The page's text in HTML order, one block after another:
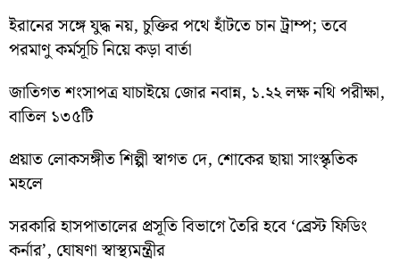
ইরানের সঙ্গে যুদ্ধ নয়, চুক্তির পথে হাঁটতে চান ট্রাম্প; তবে
পরমাণু কর্মসূচি নিয়ে কড়া বার্তা
জাতিগত শংসাপত্র যাচাইয়ে জোর নবান্ন, ১.২২ লক্ষ নথি পরীক্ষা,
বাতিল ১৩৫টি
প্রয়াত লোকসঙ্গীত শিল্পী স্বাগত দে, শোকের ছায়া সাংস্কৃতিক
মহলে
সরকারি হাসপাতালের প্রসূতি বিভাগে তৈরি হবে ‘ব্রেস্ট ফিডিং
কর্নার’, ঘোষণা স্বাস্থ্যমন্ত্রীর